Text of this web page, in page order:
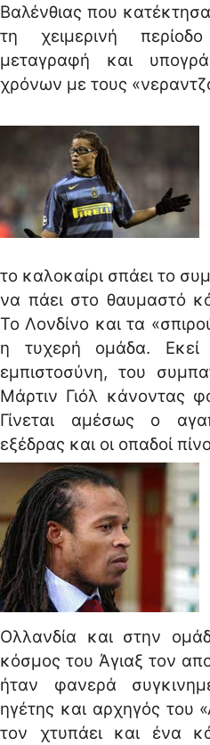
Βαλένθιας που
τη χειμερινή
μεταγραφή και
χρόνων με τους
το καλοκαίρι σπάει το
να πάει στο θαυμαστό
Το Λονδίνο και τα
η τυχερή ομάδα. Εκεί
εμπιστοσύνη, του
Μάρτιν Γιόλ κάνοντας
Γίνεται αμέσως ο
εξέδρας και οι οπαδοί
Ολλανδία και στην
κόσμος του Άγιαξ τον
ήταν φανερά
ηγέτης και αρχηγός του
τον χτυπάει και ένα